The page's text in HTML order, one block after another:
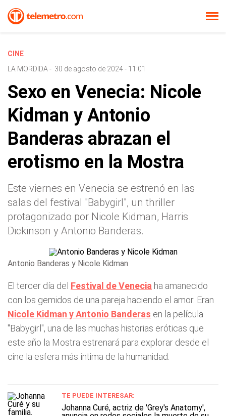
CINE
LA MORDIDA - 30 de agosto de 2024 - 11:01
Sexo en Venecia: Nicole
Kidman y Antonio
Banderas abrazan el
erotismo en la Mostra
Este viernes en Venecia se estrenó en las
salas del festival "Babygirl", un thriller
protagonizado por Nicole Kidman, Harris
Dickinson y Antonio Banderas.
Antonio Banderas y Nicole Kidman
El tercer día del Festival de Venecia ha amanecido
con los gemidos de una pareja haciendo el amor. Eran
Nicole Kidman y Antonio Banderas en la película
"Babygirl", una de las muchas historias eróticas que
este año la Mostra estrenará para explorar desde el
cine la esfera más íntima de la humanidad.
TE PUEDE INTERESAR:
Johanna Curé, actriz de 'Grey's Anatomy',